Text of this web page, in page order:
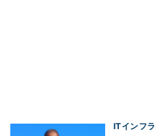
ITインフラ